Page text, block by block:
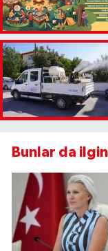
Bunlar da